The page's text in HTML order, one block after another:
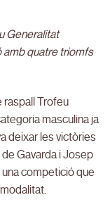
Generalitat
amb quatre triomfs
raspall Trofeu
masculina ja
deixar les victòries
de Gavarda i Josep
competició que